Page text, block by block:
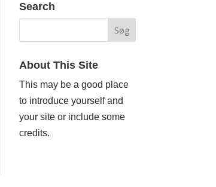
Search
About This Site
This may be a good place
to introduce yourself and
your site or include some
credits.